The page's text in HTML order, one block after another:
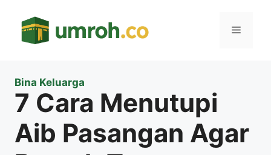
Menu
Bina Keluarga
7 Cara Menutupi
Aib Pasangan Agar